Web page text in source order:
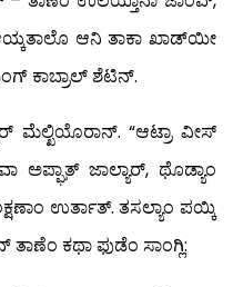
ಆನಿ ತಾಕಾ ಖಾಡ್‍ಯೀ
ಕಾಬ್ರಾಲ್ ಶೆಟಿನ್.
ಮೆಲ್ಖಿಯೊರಾನ್. “ಆಟ್ರಾ ವೀಸ್
ಜಾಲ್ಯಾರ್, ಥೊಡ್ಯಾಂ
ಉರ್ತಾತ್. ತಸಲ್ಯಾಂ ಪಯ್ಕಿ
ಕಥಾ ಫುಡೆಂ ಸಾಂಗ್ಲಿ: